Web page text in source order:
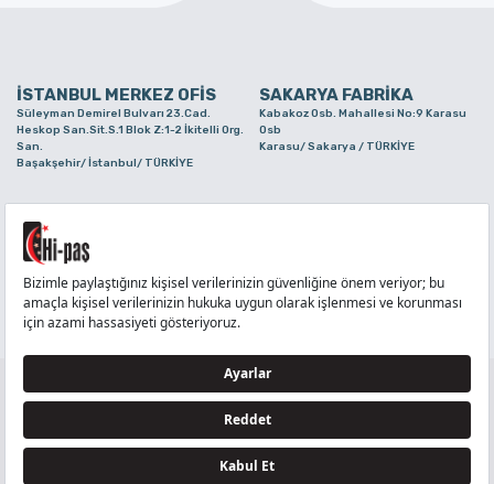
İSTANBUL MERKEZ OFİS SAKARYA FABRİKA
Süleyman Demirel Bulvarı 23.Cad.
Heskop San.Sit.S.1 Blok Z:1-2 İkitelli Org.
San.
Başakşehir/ İstanbul/ TÜRKİYE
Kabakoz Osb. Mahallesi No:9 Karasu
Osb
Karasu/ Sakarya / TÜRKİYE
Alaaddinbey Mah. Ayfatma Cad. No.11 A/C
Sam.3 Plaza B Blok Nilüfer/ Bursa/
TÜRKİYE
TELEFON
TÜM HAKLARI Hİ-PAŞ PLASTİK EŞYA TİC. VE SAN. LTD. ŞTİ..’E AİTTİR
Tedarikçi ve İş Ortakları Aydınlatma Metni - Ziyaretçi Aydınlatma Metni - Veri Sahibi Başvuru